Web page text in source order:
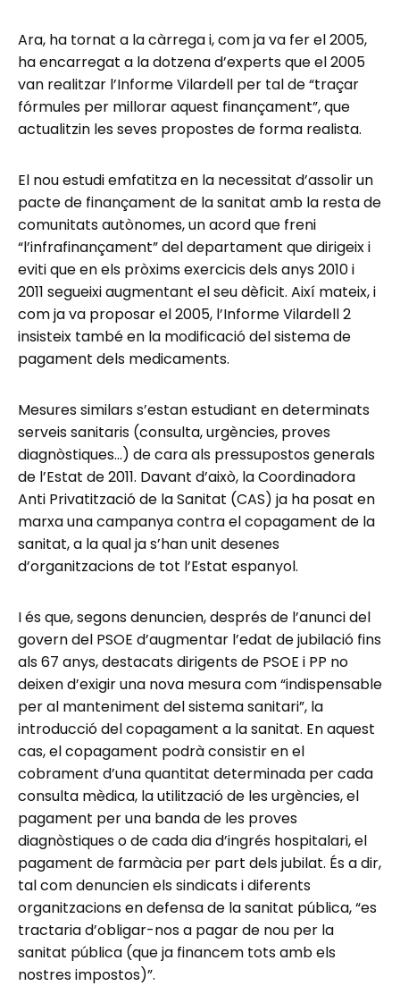
Ara, ha tornat a la càrrega i, com ja va fer el 2005,
ha encarregat a la dotzena d’experts que el 2005
van realitzar l’Informe Vilardell per tal de “traçar
fórmules per millorar aquest finançament”, que
actualitzin les seves propostes de forma realista.
El nou estudi emfatitza en la necessitat d’assolir un
pacte de finançament de la sanitat amb la resta de
comunitats autònomes, un acord que freni
“l’infrafinançament” del departament que dirigeix i
eviti que en els pròxims exercicis dels anys 2010 i
2011 segueixi augmentant el seu dèficit. Així mateix, i
com ja va proposar el 2005, l’Informe Vilardell 2
insisteix també en la modificació del sistema de
pagament dels medicaments.
Mesures similars s’estan estudiant en determinats
serveis sanitaris (consulta, urgències, proves
diagnòstiques…) de cara als pressupostos generals
de l’Estat de 2011. Davant d’això, la Coordinadora
Anti Privatització de la Sanitat (CAS) ja ha posat en
marxa una campanya contra el copagament de la
sanitat, a la qual ja s’han unit desenes
d’organitzacions de tot l’Estat espanyol.
I és que, segons denuncien, després de l’anunci del
govern del PSOE d’augmentar l’edat de jubilació fins
als 67 anys, destacats dirigents de PSOE i PP no
deixen d’exigir una nova mesura com “indispensable
per al manteniment del sistema sanitari”, la
introducció del copagament a la sanitat. En aquest
cas, el copagament podrà consistir en el
cobrament d’una quantitat determinada per cada
consulta mèdica, la utilització de les urgències, el
pagament per una banda de les proves
diagnòstiques o de cada dia d’ingrés hospitalari, el
pagament de farmàcia per part dels jubilat. És a dir,
tal com denuncien els sindicats i diferents
organitzacions en defensa de la sanitat pública, “es
tractaria d’obligar-nos a pagar de nou per la
sanitat pública (que ja financem tots amb els
nostres impostos)”.